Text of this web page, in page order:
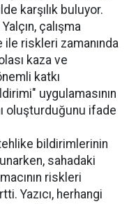
karşılık buluyor.
çalışma
riskleri zamanında
kaza ve
katkı
uygulamasının
oluşturduğunu ifade
bildirimlerinin
sahadaki
riskleri
Yazıcı, herhangi